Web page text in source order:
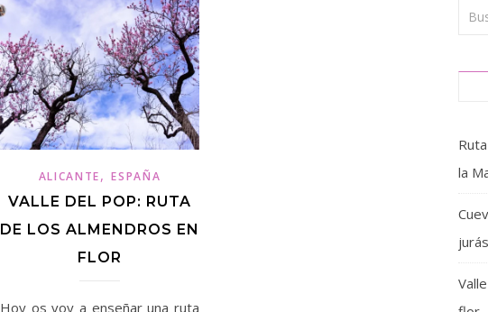
ALICANTE,ESPAÑA
VALLE DEL POP: RUTA
DE LOS ALMENDROS EN
FLOR
Hoy os voy a enseñar una ruta
la